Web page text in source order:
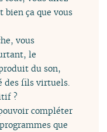
bien ça que vous
vous
le
du son,
des fils virtuels.
?
compléter
que